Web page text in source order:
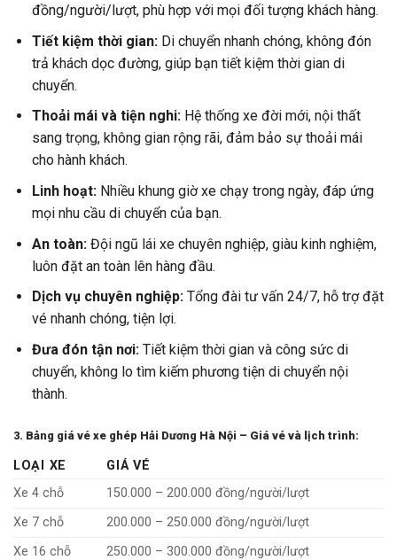
đồng/người/lượt, phù hợp với mọi đối tượng khách hàng.
Tiết kiệm thời gian:Di chuyển nhanh chóng, không đón
trả khách dọc đường, giúp bạn tiết kiệm thời gian di
chuyển.
Thoải mái và tiện nghi:Hệ thống xe đời mới, nội thất
sang trọng, không gian rộng rãi, đảm bảo sự thoải mái
cho hành khách.
Linh hoạt:Nhiều khung giờ xe chạy trong ngày, đáp ứng
mọi nhu cầu di chuyển của bạn.
An toàn:Đội ngũ lái xe chuyên nghiệp, giàu kinh nghiệm,
luôn đặt an toàn lên hàng đầu.
Dịch vụ chuyên nghiệp:Tổng đài tư vấn 24/7, hỗ trợ đặt
vé nhanh chóng, tiện lợi.
Đưa đón tận nơi:Tiết kiệm thời gian và công sức di
chuyển, không lo tìm kiếm phương tiện di chuyển nội
thành.
3. Bảng giá vé xe ghép Hải Dương Hà Nội – Giá vé và lịch trình:
LOẠI XE
GIÁ VÉ
Xe 4 chỗ
150.000 – 200.000 đồng/người/lượt
Xe 7 chỗ
200.000 – 250.000 đồng/người/lượt
Xe 16 chỗ
250.000 – 300.000 đồng/người/lượt